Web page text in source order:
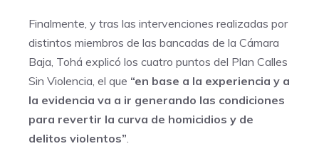
Finalmente, y tras las intervenciones realizadas por
distintos miembros de las bancadas de la Cámara
Baja, Tohá explicó los cuatro puntos del Plan Calles
Sin Violencia, el que “en base a la experiencia y a
la evidencia va a ir generando las condiciones
para revertir la curva de homicidios y de
delitos violentos”.